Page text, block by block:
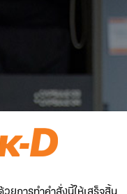
ยการทำคำสั่งนี้ให้เสร็จสิ้น